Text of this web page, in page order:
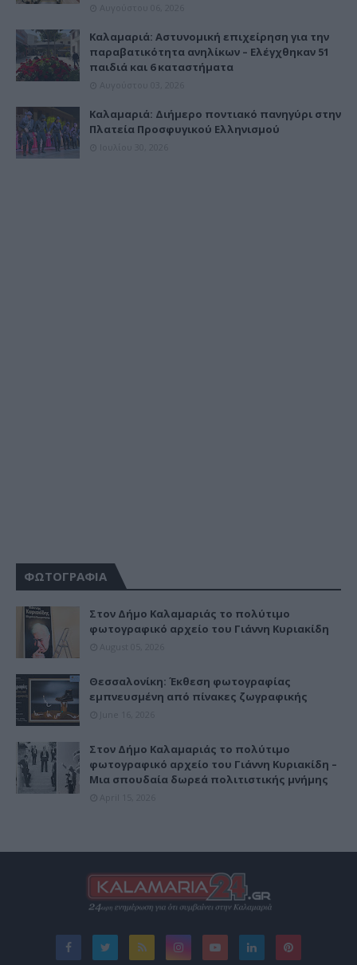
Καλαμαριά: Αστυνομική επιχείρηση για την
παραβατικότητα ανηλίκων – Ελέγχθηκαν 51
παιδιά και 6 καταστήματα
Καλαμαριά: Διήμερο ποντιακό πανηγύρι στην
Πλατεία Προσφυγικού Ελληνισμού
ΦΩΤΟΓΡΑΦΙΑ
Στον Δήμο Καλαμαριάς το πολύτιμο
φωτογραφικό αρχείο του Γιάννη Κυριακίδη
Θεσσαλονίκη: Έκθεση φωτογραφίας
εμπνευσμένη από πίνακες ζωγραφικής
Στον Δήμο Καλαμαριάς το πολύτιμο
φωτογραφικό αρχείο του Γιάννη Κυριακίδη –
Μια σπουδαία δωρεά πολιτιστικής μνήμης